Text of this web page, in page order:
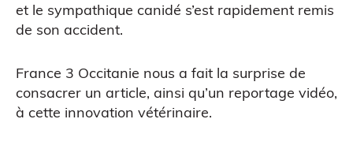
ATELIERS & ÉVÈNEMENTS
et le sympathique canidé s’est rapidement remis
de son accident.
France 3 Occitanie nous a fait la surprise de
consacrer un article, ainsi qu’un reportage vidéo,
à cette innovation vétérinaire.